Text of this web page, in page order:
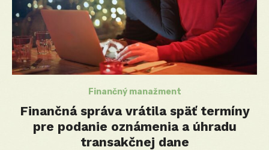
Finančný manažment
Finančná správa vrátila späť termíny
pre podanie oznámenia a úhradu
transakčnej dane